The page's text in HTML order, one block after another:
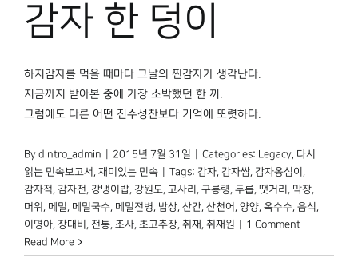
감자 한 덩이
하지감자를 먹을 때마다 그날의 찐감자가 생각난다.
지금까지 받아본 중에 가장 소박했던 한 끼.
그럼에도 다른 어떤 진수성찬보다 기억에 또렷하다.
By dintro_admin 2015년 7월 31일 Categories: Legacy, 다시
읽는 민속보고서 , 재미있는 민속 Tags: 감자, 감자쌈, 감자옹심이 ,
감자적, 감자전, 강냉이밥, 강원도, 고사리 , 구룡령, 두릅, 땟거리 , 막장,
머위 , 메밀, 메밀국수, 메밀전병, 밥상, 산간, 산천어 , 양양, 옥수수, 음식,
이명아, 장대비 , 전통, 조사, 초고추장, 취재 , 취재원
1 Comment
Read More